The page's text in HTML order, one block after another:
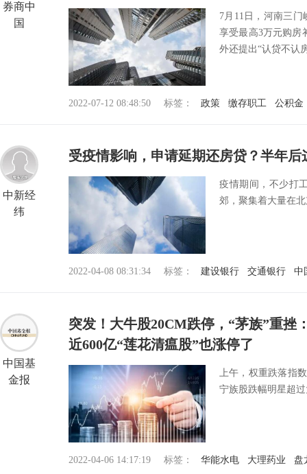
券商中
国
7月11日，河南三
享受最高3万元购房
外还提出“认贷不认
2022-07-12 08:48:50 标签： 政策 缴存职工 公积金
中新经
纬
受疫情影响，申请延期还房贷？半年后
疫情期间，不少打
郊，聚集着大量在
2022-04-08 08:31:34 标签： 建设银行 交通银行 中
中国基
金报
突发！大牛股20CM跌停，“茅族”重挫
近600亿“莲花清瘟股”也涨停了
上午，权重跌落指
宁族股跌幅明星超
2022-04-06 14:17:19 标签： 华能水电 大理药业 盘